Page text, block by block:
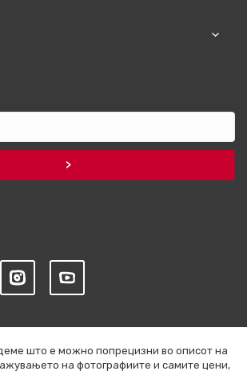
што е можно попрецизни во описот на
на фотографиите и самите цени,